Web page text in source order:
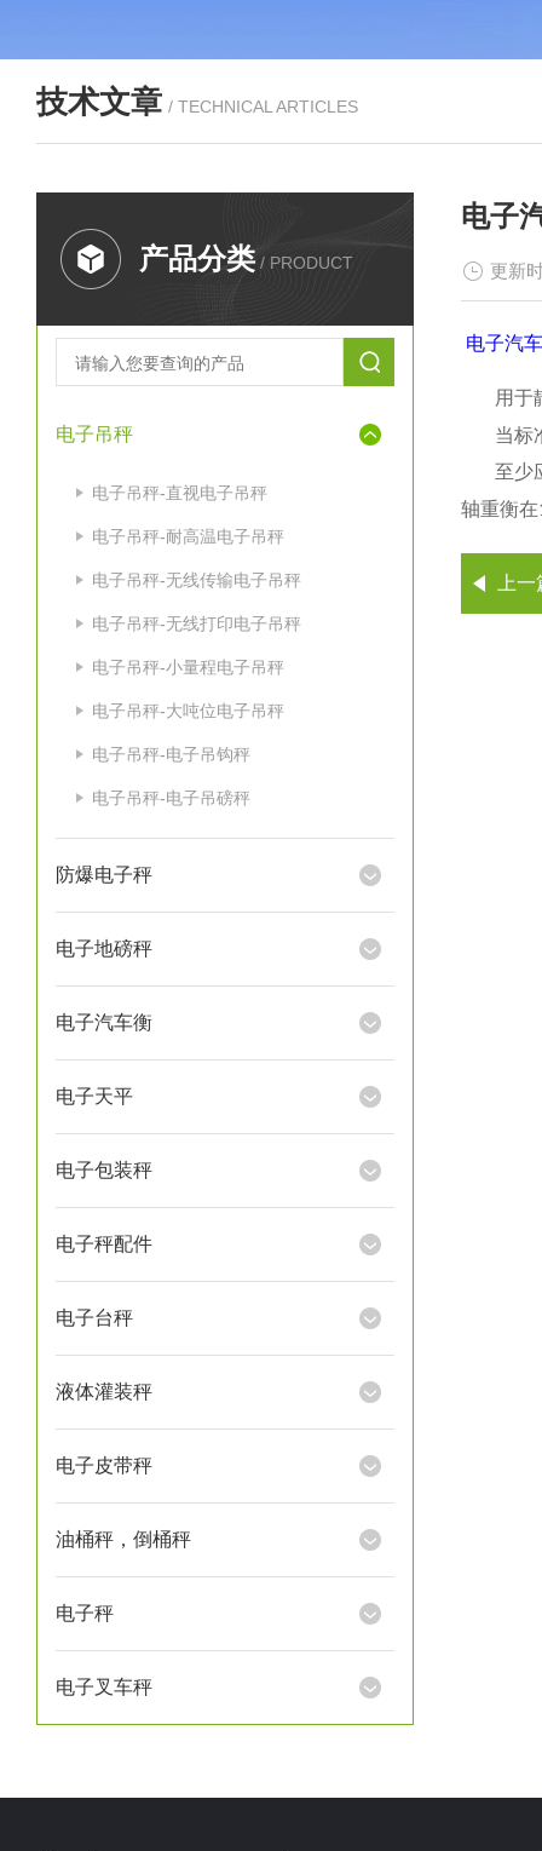
技术文章 / TECHNICAL ARTICLES
产品分类 / PRODUCT
电子吊秤
电子吊秤-直视电子吊秤
电子吊秤-耐高温电子吊秤
电子吊秤-无线传输电子吊秤
电子吊秤-无线打印电子吊秤
电子吊秤-小量程电子吊秤
电子吊秤-大吨位电子吊秤
电子吊秤-电子吊钩秤
电子吊秤-电子吊磅秤
防爆电子秤
电子地磅秤
电子汽车衡
电子天平
电子包装秤
电子秤配件
电子台秤
液体灌装秤
电子皮带秤
油桶秤，倒桶秤
电子秤
电子叉车秤
电子
更新
电子汽
用于
当标
至少
轴重衡在
上